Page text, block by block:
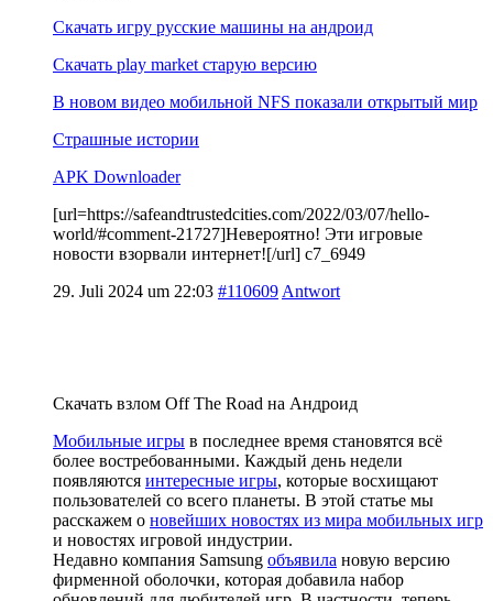
Скачать игру русские машины на андроид
Скачать play market старую версию
В новом видео мобильной NFS показали открытый мир
Страшные истории
APK Downloader
[url=https://safeandtrustedcities.com/2022/03/07/hello-
world/#comment-21727]Невероятно! Эти игровые
новости взорвали интернет![/url] c7_6949
29. Juli 2024 um 22:03 #110609 Antwort
Скачать взлом Off The Road на Андроид
Мобильные игры в последнее время становятся всё
более востребованными. Каждый день недели
появляются интересные игры, которые восхищают
пользователей со всего планеты. В этой статье мы
расскажем о новейших новостях из мира мобильных игр
и новостях игровой индустрии.
Недавно компания Samsung объявила новую версию
фирменной оболочки, которая добавила набор